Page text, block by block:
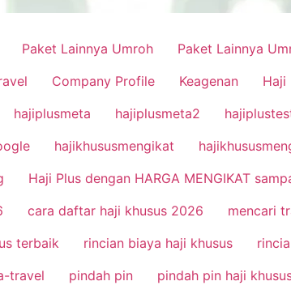
Paket Lainnya Umroh Paket Lainnya
Company Profile Keagenan Haji
hajiplusmeta hajiplusmeta2
hajikhususmengikat
Haji Plus dengan HARGA MENGIKAT
cara daftar haji khusus 2026
mencari
terbaik rincian biaya haji khusus
travel pindah pin pindah pin haji